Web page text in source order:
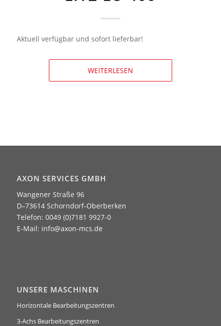
Aktuell verfügbar und sofort lieferbar!
WEITERLESEN
AXON SERVICES GMBH
Wangener Straße 96
D–73614 Schorndorf-Oberberken
Telefon: 0049 (0)7181 9927-0
E-Mail: info@axon-mcs.de
UNSERE MASCHINEN
Horizontale Bearbeitungszentren
3-Achs Bearbeitungszentren